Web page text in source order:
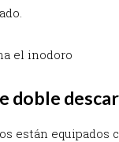
doble
están equipados